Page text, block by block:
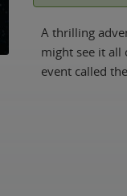
A thrilling
might see it all
event called